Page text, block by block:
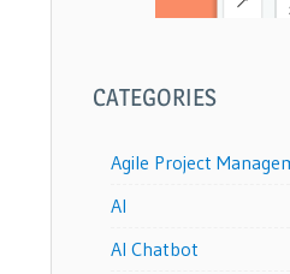
CATEGORIES
Agile Project
AI
AI Chatbot